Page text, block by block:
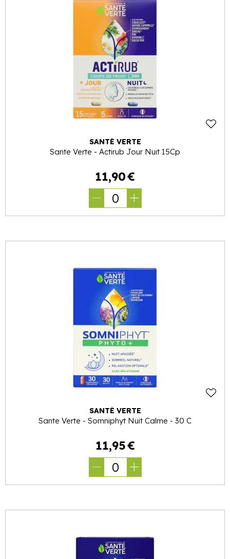
SANTÉ VERTE
Sante Verte - Actirub Jour Nuit 15Cp
11,90€
0
SANTÉ VERTE
Sante Verte - Somniphyt Nuit Calme - 30 C
11,95€
0